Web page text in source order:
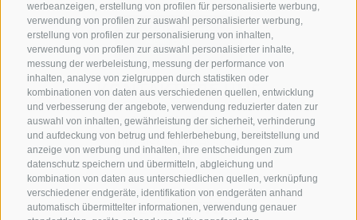
werbeanzeigen, erstellung von profilen für personalisierte werbung,
verwendung von profilen zur auswahl personalisierter werbung,
erstellung von profilen zur personalisierung von inhalten,
verwendung von profilen zur auswahl personalisierter inhalte,
messung der werbeleistung, messung der performance von
inhalten, analyse von zielgruppen durch statistiken oder
kombinationen von daten aus verschiedenen quellen, entwicklung
und verbesserung der angebote, verwendung reduzierter daten zur
auswahl von inhalten, gewährleistung der sicherheit, verhinderung
und aufdeckung von betrug und fehlerbehebung, bereitstellung und
anzeige von werbung und inhalten, ihre entscheidungen zum
datenschutz speichern und übermitteln, abgleichung und
kombination von daten aus unterschiedlichen quellen, verknüpfung
verschiedener endgeräte, identifikation von endgeräten anhand
automatisch übermittelter informationen, verwendung genauer
KONTAKTIERE UNS
+39 0472 632 372
info@gossensass.org
NEWSLETTER